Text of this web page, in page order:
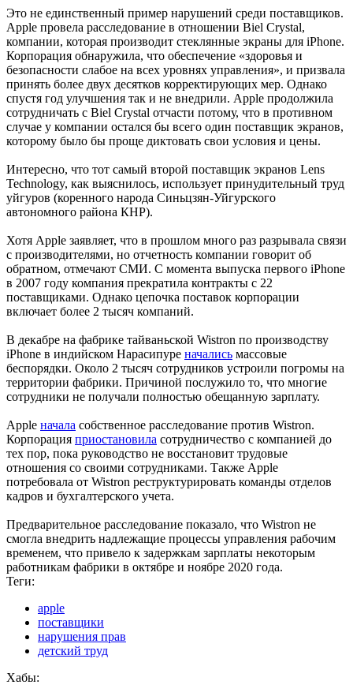
Это не единственный пример нарушений среди поставщиков.
Apple провела расследование в отношении Biel Crystal,
компании, которая производит стеклянные экраны для iPhone.
Корпорация обнаружила, что обеспечение «здоровья и
безопасности слабое на всех уровнях управления», и призвала
принять более двух десятков корректирующих мер. Однако
спустя год улучшения так и не внедрили. Apple продолжила
сотрудничать с Biel Crystal отчасти потому, что в противном
случае у компании остался бы всего один поставщик экранов,
которому было бы проще диктовать свои условия и цены.
Интересно, что тот самый второй поставщик экранов Lens
Technology, как выяснилось, использует принудительный труд
уйгуров (коренного народа Синьцзян-Уйгурского
автономного района КНР).
Хотя Apple заявляет, что в прошлом много раз разрывала связи
с производителями, но отчетность компании говорит об
обратном, отмечают СМИ. С момента выпуска первого iPhone
в 2007 году компания прекратила контракты с 22
поставщиками. Однако цепочка поставок корпорации
включает более 2 тысяч компаний.
В декабре на фабрике тайваньской Wistron по производству
iPhone в индийском Нарасипуре начались массовые
беспорядки. Около 2 тысяч сотрудников устроили погромы на
территории фабрики. Причиной послужило то, что многие
сотрудники не получали полностью обещанную зарплату.
Apple начала собственное расследование против Wistron.
Корпорация приостановила сотрудничество с компанией до
тех пор, пока руководство не восстановит трудовые
отношения со своими сотрудниками. Также Apple
потребовала от Wistron реструктурировать команды отделов
кадров и бухгалтерского учета.
Предварительное расследование показало, что Wistron не
смогла внедрить надлежащие процессы управления рабочим
временем, что привело к задержкам зарплаты некоторым
работникам фабрики в октябре и ноябре 2020 года.
Теги:
apple
поставщики
нарушения прав
детский труд
Хабы: